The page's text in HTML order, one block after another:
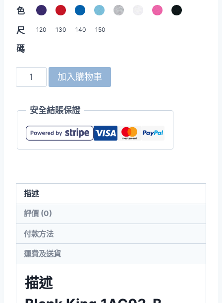
色
尺
碼
120 130 140 150
Blank
King
B
220g
袖
加入購物車
安全結賬保證
描述
評價 (0)
付款方法
運費及送貨
描述